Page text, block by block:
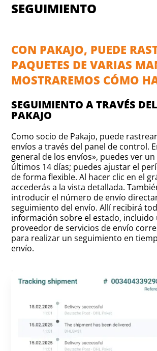
SEGUIMIENTO
CON PAKAJO, PUEDE
PAQUETES DE VARIAS
MOSTRAREMOS CÓMO
SEGUIMIENTO A TRAVÉS
PAKAJO
Como socio de Pakajo, puede
envíos a través del panel de control.
general de los envíos», puedes ver
últimos 14 días; puedes ajustar el
de forma flexible. Al hacer clic en el
accederás a la vista detallada.
introducir el número de envío
seguimiento del envío. Allí recibirá
información sobre el estado, incluido
proveedor de servicios de envío
para realizar un seguimiento en
envío.